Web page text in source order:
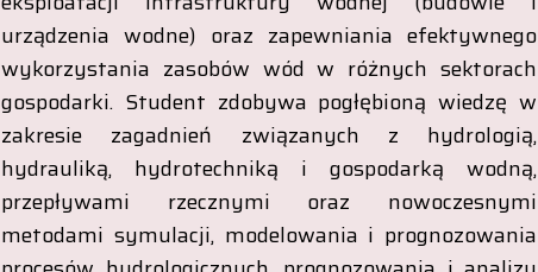
urządzenia wodne) oraz zapewniania efektywnego
wykorzystania zasobów wód w różnych sektorach
gospodarki. Student zdobywa pogłębioną wiedzę w
zakresie zagadnień związanych z hydrologią,
hydrauliką, hydrotechniką i gospodarką wodną,
przepływami rzecznymi oraz nowoczesnymi
metodami symulacji, modelowania i prognozowania